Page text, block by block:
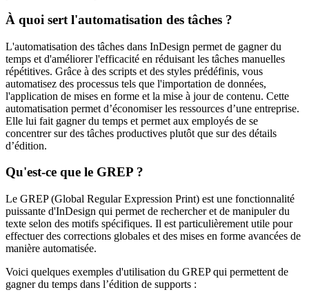
À quoi sert l'automatisation des tâches ?
L'automatisation des tâches dans InDesign permet de gagner du
temps et d'améliorer l'efficacité en réduisant les tâches manuelles
répétitives. Grâce à des scripts et des styles prédéfinis, vous
automatisez des processus tels que l'importation de données,
l'application de mises en forme et la mise à jour de contenu. Cette
automatisation permet d’économiser les ressources d’une entreprise.
Elle lui fait gagner du temps et permet aux employés de se
concentrer sur des tâches productives plutôt que sur des détails
d’édition.
Qu'est-ce que le GREP ?
Le GREP (Global Regular Expression Print) est une fonctionnalité
puissante d'InDesign qui permet de rechercher et de manipuler du
texte selon des motifs spécifiques. Il est particulièrement utile pour
effectuer des corrections globales et des mises en forme avancées de
manière automatisée.
Voici quelques exemples d'utilisation du GREP qui permettent de
gagner du temps dans l’édition de supports :